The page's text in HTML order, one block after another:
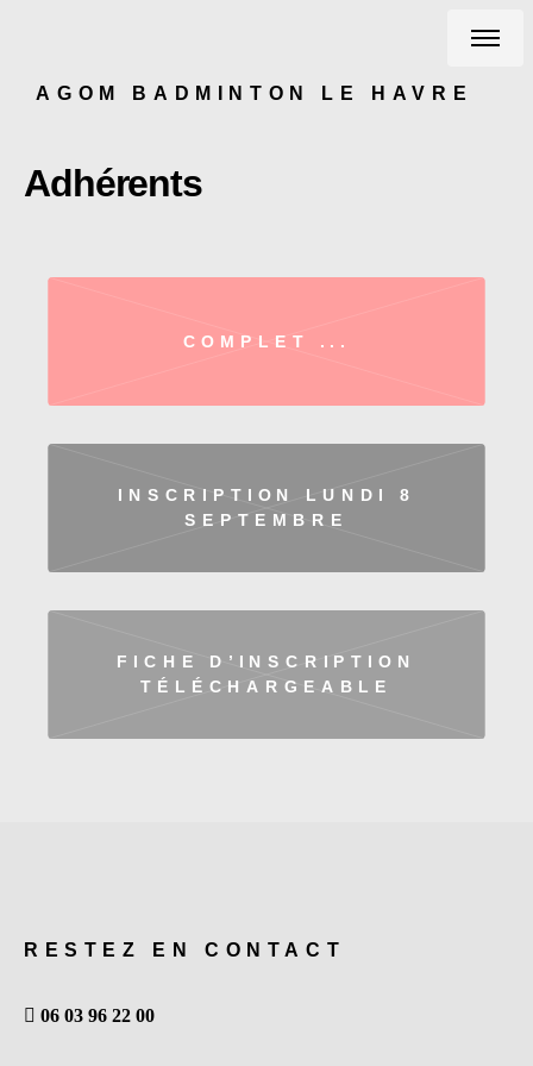
AGOM BADMINTON LE HAVRE
Adhérents
COMPLET ...
INSCRIPTION LUNDI 8
SEPTEMBRE
FICHE D’INSCRIPTION
TÉLÉCHARGEABLE
RESTEZ EN CONTACT
06 03 96 22 00